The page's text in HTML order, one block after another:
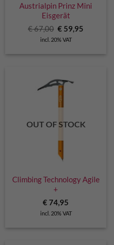
Austrialpin Prinz Mini
Eisgerät
€67,00 Original
price
was:
€ 59,95
incl. 20% VAT
OUT OF STOCK
Climbing Technology Agile
+
€74,95
incl. 20% VAT